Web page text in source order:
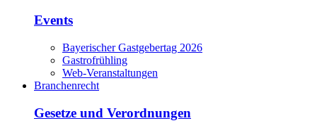
Events
Bayerischer Gastgebertag 2026
Gastrofrühling
Web-Veranstaltungen
Branchenrecht
Gesetze und Verordnungen